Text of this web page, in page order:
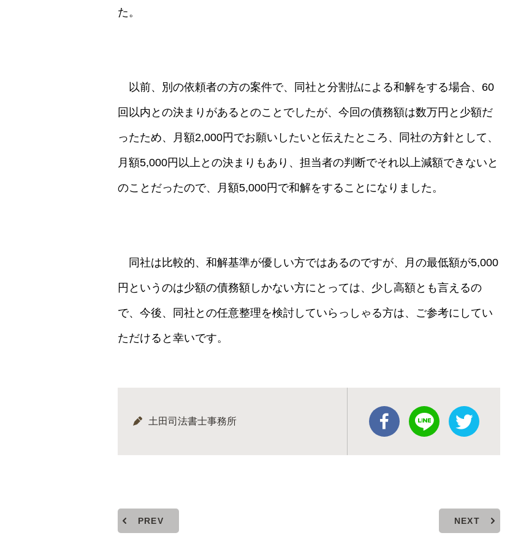
た。
以前、別の依頼者の方の案件で、同社と分割払による和解をする場合、60
回以内との決まりがあるとのことでしたが、今回の債務額は数万円と少額だ
ったため、月額2,000円でお願いしたいと伝えたところ、同社の方針として、
月額5,000円以上との決まりもあり、担当者の判断でそれ以上減額できないと
のことだったので、月額5,000円で和解をすることになりました。
同社は比較的、和解基準が優しい方ではあるのですが、月の最低額が5,000
円というのは少額の債務額しかない方にとっては、少し高額とも言えるの
で、今後、同社との任意整理を検討していらっしゃる方は、ご参考にしてい
ただけると幸いです。
土田司法書士事務所
PREV NEXT